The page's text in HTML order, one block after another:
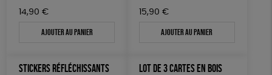
14,90 €
Ajouter au panier
15,90 €
Ajouter au panier
STICKERS RÉFLÉCHISSANTS
LOT DE 3 CARTES EN BOIS